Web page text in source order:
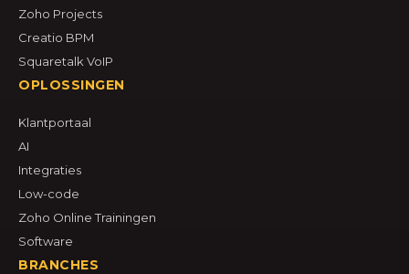
Zoho Projects
Creatio BPM
Squaretalk VoIP
OPLOSSINGEN
Klantportaal
AI
Integraties
Low-code
Zoho Online Trainingen
Software
BRANCHES